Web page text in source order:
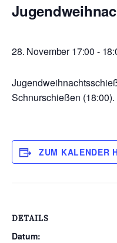
28. November 17:00 -
Schnurschießen (18:00).
ZUM KALENDER
DETAILS
Datum: